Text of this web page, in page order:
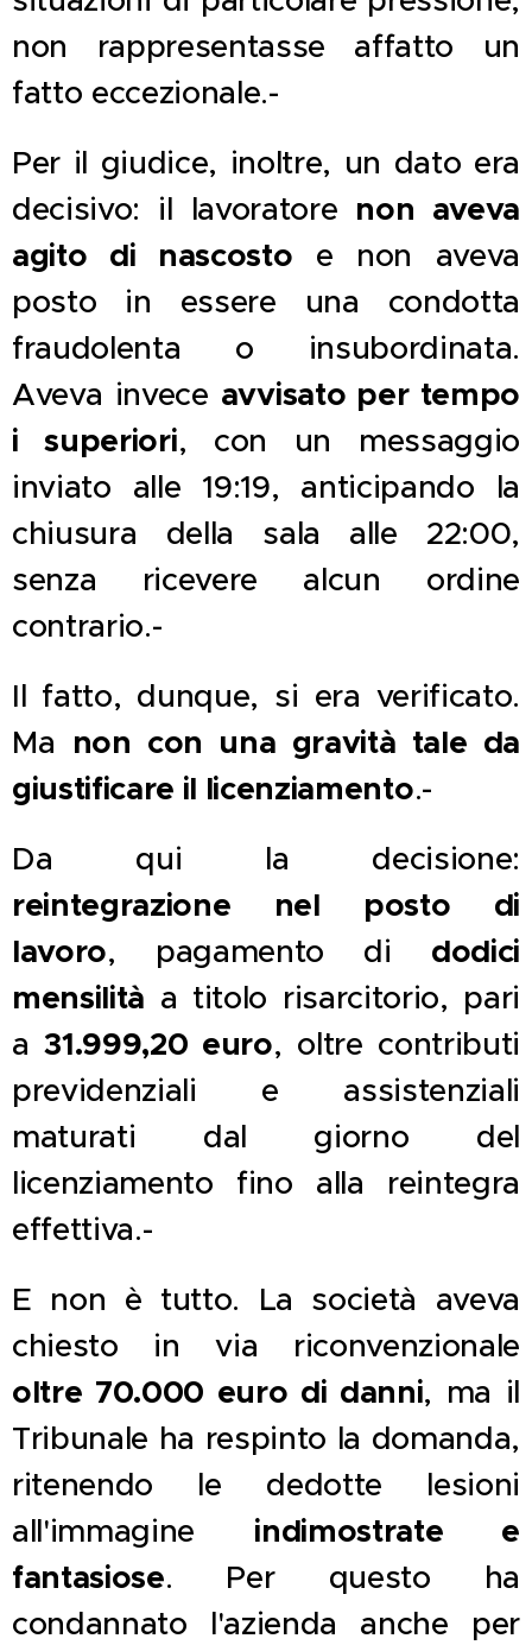
non rappresentasse affatto un
fatto eccezionale.-
Per il giudice, inoltre, un dato era
decisivo: il lavoratore non aveva
agito di nascosto e non aveva
posto in essere una condotta
fraudolenta o insubordinata.
Aveva invece avvisato per tempo
i superiori, con un messaggio
inviato alle 19:19, anticipando la
chiusura della sala alle 22:00,
senza ricevere alcun ordine
contrario.-
Il fatto, dunque, si era verificato.
Ma non con una gravità tale da
giustificare il licenziamento.-
Da qui la decisione:
reintegrazione nel posto di
lavoro, pagamento di dodici
mensilità a titolo risarcitorio, pari
a31.999,20 euro, oltre contributi
previdenziali e assistenziali
maturati dal giorno del
licenziamento fino alla reintegra
effettiva.-
E non è tutto. La società aveva
chiesto in via riconvenzionale
oltre 70.000 euro di danni, ma il
Tribunale ha respinto la domanda,
ritenendo le dedotte lesioni
all'immagine indimostrate e
fantasiose. Per questo ha
condannato l'azienda anche per